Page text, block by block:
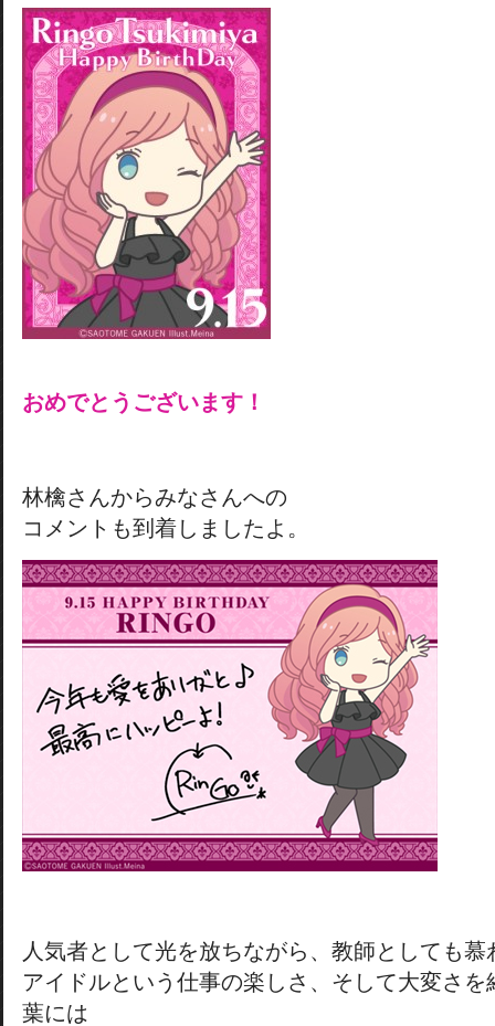
おめでとうございます！
林檎さんからみなさんへの
コメントも到着しましたよ。
人気者として光を放ちながら、教師としても
アイドルという仕事の楽しさ、そして大変さ
葉には